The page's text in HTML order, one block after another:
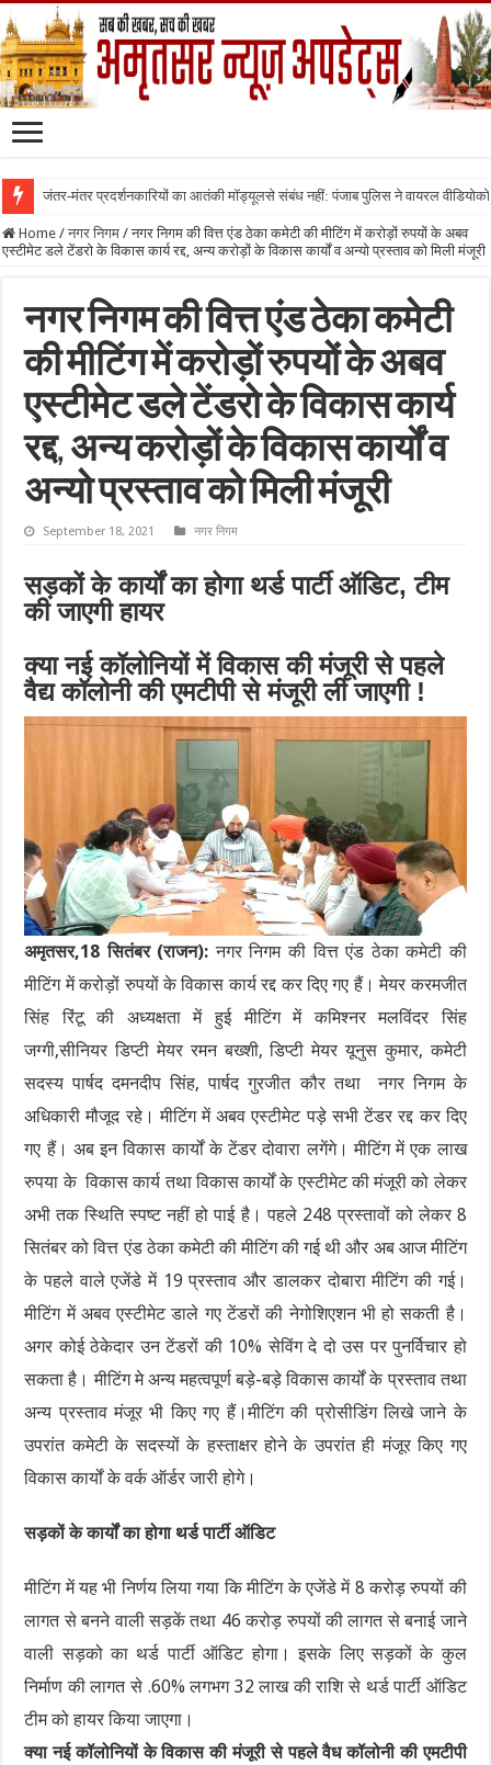
जंतर-मंतर प्रदर्शनकारियों का आतंकी मॉड्यूलसे संबंध नहीं: पंजाब पुलिस ने वायरल वीडियोको
Home / नगर निगम / नगर निगम की वित्त एंड ठेका कमेटी की मीटिंग में करोड़ों रुपयों के अबव
एस्टीमेट डले टेंडरो के विकास कार्य रद्द, अन्य करोड़ों के विकास कार्यों व अन्यो प्रस्ताव को मिली मंजूरी
नगर निगम की वित्त एंड ठेका कमेटी
की मीटिंग में करोड़ों रुपयों के अबव
एस्टीमेट डले टेंडरो के विकास कार्य
रद्द, अन्य करोड़ों के विकास कार्यों व
अन्यो प्रस्ताव को मिली मंजूरी
September 18, 2021 नगर निगम
सड़कों के कार्यों का होगा थर्ड पार्टी ऑडिट, टीम
की जाएगी हायर
क्या नई कॉलोनियों में विकास की मंजूरी से पहले
वैद्य कॉलोनी की एमटीपी से मंजूरी ली जाएगी !
अमृतसर,18 सितंबर (राजन): नगर निगम की वित्त एंड ठेका कमेटी की
मीटिंग में करोड़ों रुपयों के विकास कार्य रद्द कर दिए गए हैं। मेयर करमजीत
सिंह रिंटू की अध्यक्षता में हुई मीटिंग में कमिश्नर मलविंदर सिंह
जग्गी,सीनियर डिप्टी मेयर रमन बख्शी, डिप्टी मेयर यूनुस कुमार, कमेटी
सदस्य पार्षद दमनदीप सिंह, पार्षद गुरजीत कौर तथा नगर निगम के
अधिकारी मौजूद रहे। मीटिंग में अबव एस्टीमेट पड़े सभी टेंडर रद्द कर दिए
गए हैं। अब इन विकास कार्यों के टेंडर दोवारा लगेंगे। मीटिंग में एक लाख
रुपया के विकास कार्य तथा विकास कार्यों के एस्टीमेट की मंजूरी को लेकर
अभी तक स्थिति स्पष्ट नहीं हो पाई है। पहले 248 प्रस्तावों को लेकर 8
सितंबर को वित्त एंड ठेका कमेटी की मीटिंग की गई थी और अब आज मीटिंग
के पहले वाले एजेंडे में 19 प्रस्ताव और डालकर दोबारा मीटिंग की गई।
मीटिंग में अबव एस्टीमेट डाले गए टेंडरों की नेगोशिएशन भी हो सकती है।
अगर कोई ठेकेदार उन टेंडरों की 10% सेविंग दे दो उस पर पुनर्विचार हो
सकता है। मीटिंग मे अन्य महत्वपूर्ण बड़े-बड़े विकास कार्यों के प्रस्ताव तथा
अन्य प्रस्ताव मंजूर भी किए गए हैं।मीटिंग की प्रोसीडिंग लिखे जाने के
उपरांत कमेटी के सदस्यों के हस्ताक्षर होने के उपरांत ही मंजूर किए गए
विकास कार्यों के वर्क ऑर्डर जारी होगे।
सड़कों के कार्यों का होगा थर्ड पार्टी ऑडिट
मीटिंग में यह भी निर्णय लिया गया कि मीटिंग के एजेंडे में 8 करोड़ रुपयों की
लागत से बनने वाली सड़कें तथा 46 करोड़ रुपयों की लागत से बनाई जाने
वाली सड़को का थर्ड पार्टी ऑडिट होगा। इसके लिए सड़कों के कुल
निर्माण की लागत से .60% लगभग 32 लाख की राशि से थर्ड पार्टी ऑडिट
टीम को हायर किया जाएगा।
क्या नई कॉलोनियों के विकास की मंजूरी से पहले वैध कॉलोनी की एमटीपी